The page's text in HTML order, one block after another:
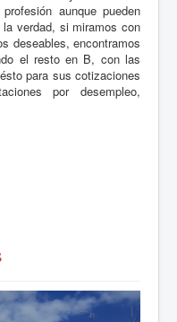
aunque pueden
verdad, si miramos con
deseables, encontramos
el resto en B, con las
para sus cotizaciones
por desempleo,